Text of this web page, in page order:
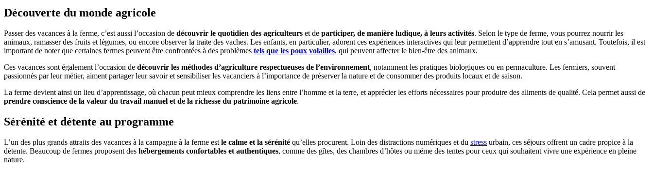
Découverte du monde agricole
Passer des vacances à la ferme, c’est aussi l’occasion de découvrir le quotidien des agriculteurs et de participer, de manière ludique, à leurs activités. Selon le type de ferme, vous pourrez nourrir les
animaux, ramasser des fruits et légumes, ou encore observer la traite des vaches. Les enfants, en particulier, adorent ces expériences interactives qui leur permettent d’apprendre tout en s’amusant. Toutefois, il est
important de noter que certaines fermes peuvent être confrontées à des problèmes tels que les poux volailles, qui peuvent affecter le bien-être des animaux.
Ces vacances sont également l’occasion de découvrir les méthodes d’agriculture respectueuses de l’environnement, notamment les pratiques biologiques ou en permaculture. Les fermiers, souvent
passionnés par leur métier, aiment partager leur savoir et sensibiliser les vacanciers à l’importance de préserver la nature et de consommer des produits locaux et de saison.
La ferme devient ainsi un lieu d’apprentissage, où chacun peut mieux comprendre les liens entre l’homme et la terre, et apprécier les efforts nécessaires pour produire des aliments de qualité. Cela permet aussi de
prendre conscience de la valeur du travail manuel et de la richesse du patrimoine agricole.
Sérénité et détente au programme
L’un des plus grands attraits des vacances à la campagne à la ferme est le calme et la sérénité qu’elles procurent. Loin des distractions numériques et du stress urbain, ces séjours offrent un cadre propice à la
détente. Beaucoup de fermes proposent des hébergements confortables et authentiques, comme des gîtes, des chambres d’hôtes ou même des tentes pour ceux qui souhaitent vivre une expérience en pleine
nature.